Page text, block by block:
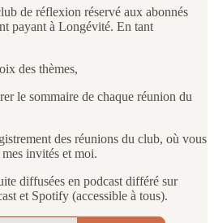
de réflexion réservé aux abonnés
payant à Longévité. En tant
des thèmes,
le sommaire de chaque réunion du
des réunions du club, où vous
invités et moi.
diffusées en podcast différé sur
et Spotify (accessible à tous).